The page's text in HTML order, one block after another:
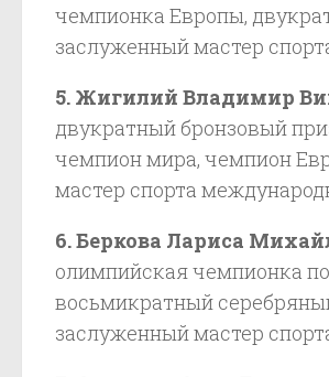
чемпионка Европы,
заслуженный мастер
5. Жигилий Владимир
двукратный бронзовый
чемпион мира, чемпион
мастер спорта
6. Беркова Лариса
олимпийская чемпионка
восьмикратный
заслуженный мастер